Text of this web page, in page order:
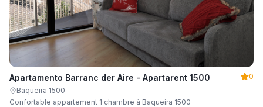
Apartamento Barranc der Aire - Apartarent 1500
0
Baqueira 1500
Confortable appartement 1 chambre à Baqueira 1500